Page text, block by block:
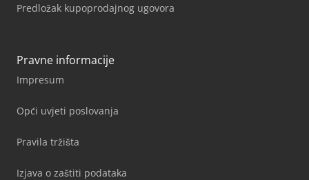
Predložak kupoprodajnog ugovora
Pravne informacije
Impresum
Opći uvjeti poslovanja
Pravila tržišta
Izjava o zaštiti podataka